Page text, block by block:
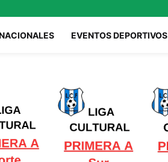
EVENTOS DEPORTIVOS